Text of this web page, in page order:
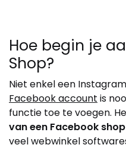
Hoe begin je
Shop?
Niet enkel een
Facebook account is
functie toe te voegen.
van een Facebook
veel webwinkel